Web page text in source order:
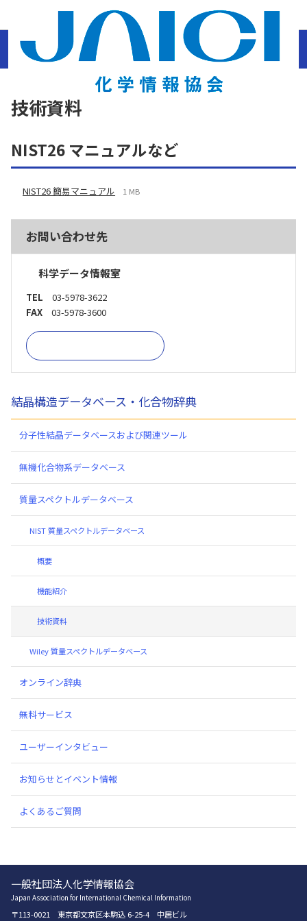
ホーム 結晶構造データベース・化合物辞典 質量スペクトルデータベース
量スペクトルデータベース
技術資料
技術資料
NIST26 マニュアルなど
NIST26 簡易マニュアル 1 MB
お問い合わせ先
科学データ情報室
TEL 03-5978-3622
FAX03-5978-3600
結晶構造データベース・化合物辞典
分子性結晶データベースおよび関連ツール
無機化合物系データベース
質量スペクトルデータベース
NIST 質量スペクトルデータベース
概要
機能紹介
技術資料
Wiley 質量スペクトルデータベース
オンライン辞典
無料サービス
ユーザーインタビュー
お知らせとイベント情報
よくあるご質問
一般社団法人化学情報協会
Japan Association for International Chemical Information
〒113-0021 東京都文京区本駒込 6-25-4 中居ビル